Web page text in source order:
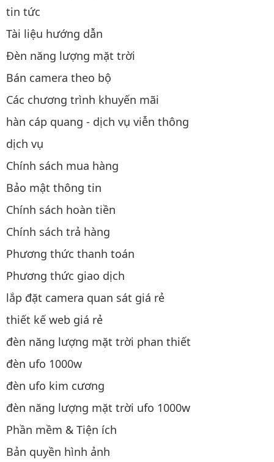
tin tức
Tài liệu hướng dẫn
Đèn năng lượng mặt trời
Bán camera theo bộ
Các chương trình khuyến mãi
hàn cáp quang - dịch vụ viễn thông
dịch vụ
Chính sách mua hàng
Bảo mật thông tin
Chính sách hoàn tiền
Chính sách trả hàng
Phương thức thanh toán
Phương thức giao dịch
lắp đặt camera quan sát giá rẻ
thiết kế web giá rẻ
đèn năng lượng mặt trời phan thiết
đèn ufo 1000w
đèn ufo kim cương
đèn năng lượng mặt trời ufo 1000w
Phần mềm & Tiện ích
Bản quyền hình ảnh